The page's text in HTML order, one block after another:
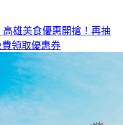
高雄美食優惠開搶！再抽
領取優惠券